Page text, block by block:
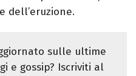
dell’eruzione.
sulle ultime
e gossip? Iscriviti al